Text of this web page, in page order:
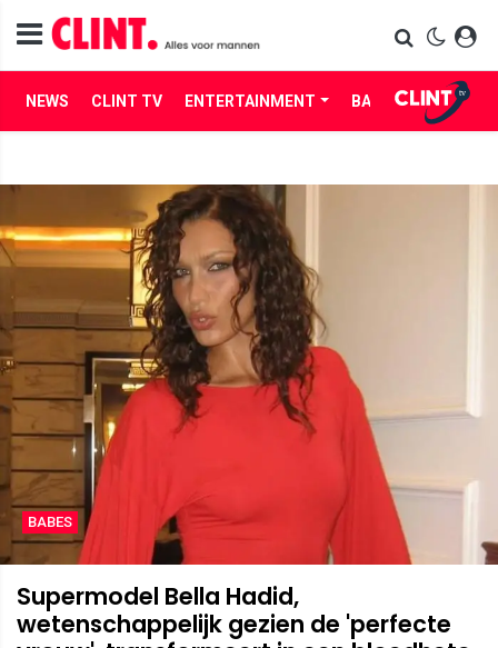
NEWS CLINT TV ENTERTAINMENT BABES LIFE
BABES
Supermodel Bella Hadid,
wetenschappelijk gezien de 'perfecte